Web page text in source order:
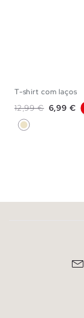
T-shirt com laços
Preço normal
12,99 € Preço
6,99 €
Areia